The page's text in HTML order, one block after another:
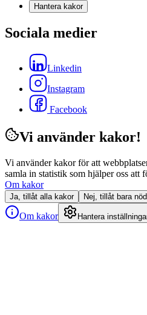
Hantera kakor
Sociala medier
Linkedin
Instagram
Facebook
Vi använder kakor!
Vi använder kakor för att
samla in statistik som hjälper oss att
Om kakor
Ja, tillåt alla kakor Nej, tillåt bara
Om kakor Hantera